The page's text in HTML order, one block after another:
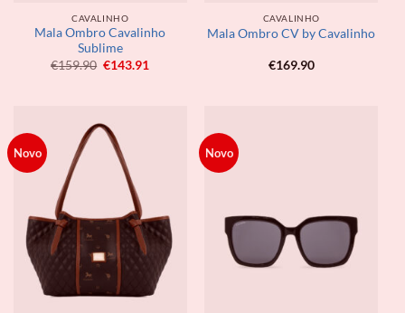
CAVALINHO
Mala Ombro Cavalinho
Sublime
€159.90 O
€143.91
CAVALINHO
Mala Ombro CV by Cavalinho
€169.90
Novo Novo